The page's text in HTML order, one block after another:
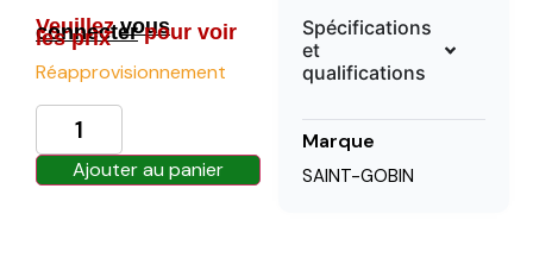
Veuillezvous
connecterpour voir
les prix
Réapprovisionnement
Ajouter au panier
Spécifications
et
qualifications
Marque
SAINT-GOBIN